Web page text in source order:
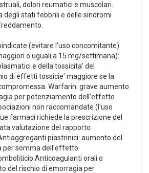
dolori reumatici e muscolari.
degli stati febbrili e delle sindromi
(evitare l'uso concomitante).
o uguali a 15 mg/settimana):
e della tossicita' del
di effetti tossicie' maggiore se la
Warfarin: grave aumento
per potenziamento dell'effetto
non raccomandate (l'uso
farmaci richiede la prescrizione del
valutazione del rapporto
piastrinici: aumento del
per somma dell'effetto
Anticoagulanti orali o
del rischio di emorragia per